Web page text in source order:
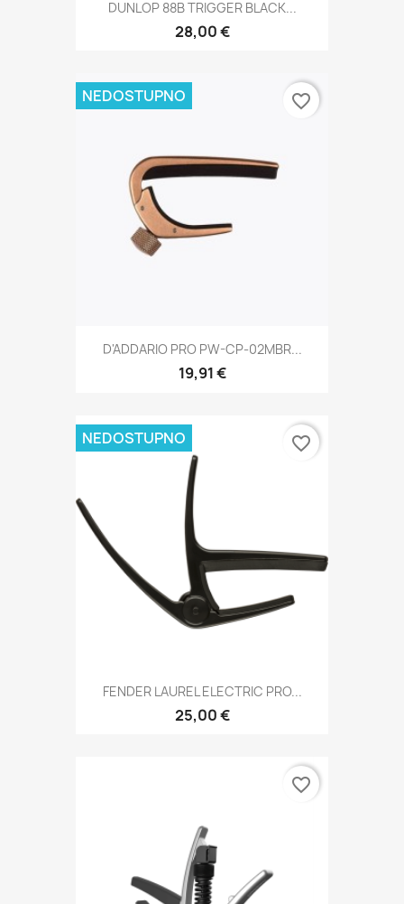
DUNLOP 88B TRIGGER BLACK...
28,00 €
D'ADDARIO PRO PW-CP-02MBR...
19,91 €
NEDOSTUPNO favorite_border
FENDER LAUREL ELECTRIC PRO...
25,00 €
NEDOSTUPNO favorite_border
favorite_border